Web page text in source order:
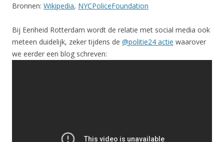
Bronnen: Wikipedia, NYCPoliceFoundation
Bij Eenheid Rotterdam wordt de relatie met social media ook
meteen duidelijk, zeker tijdens de @politie24 actie waarover
we eerder een blog schreven: